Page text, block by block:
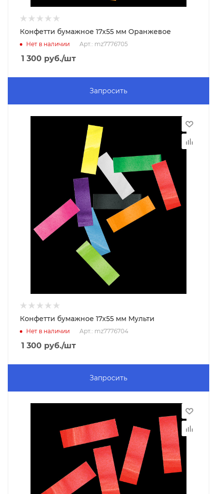
Конфетти бумажное 17х55 мм Оранжевое
Нет в наличии Арт.: mz7776705
1 300 руб./шт
Запросить
Конфетти бумажное 17х55 мм Мульти
Нет в наличии Арт.: mz7776704
1 300 руб./шт
Запросить